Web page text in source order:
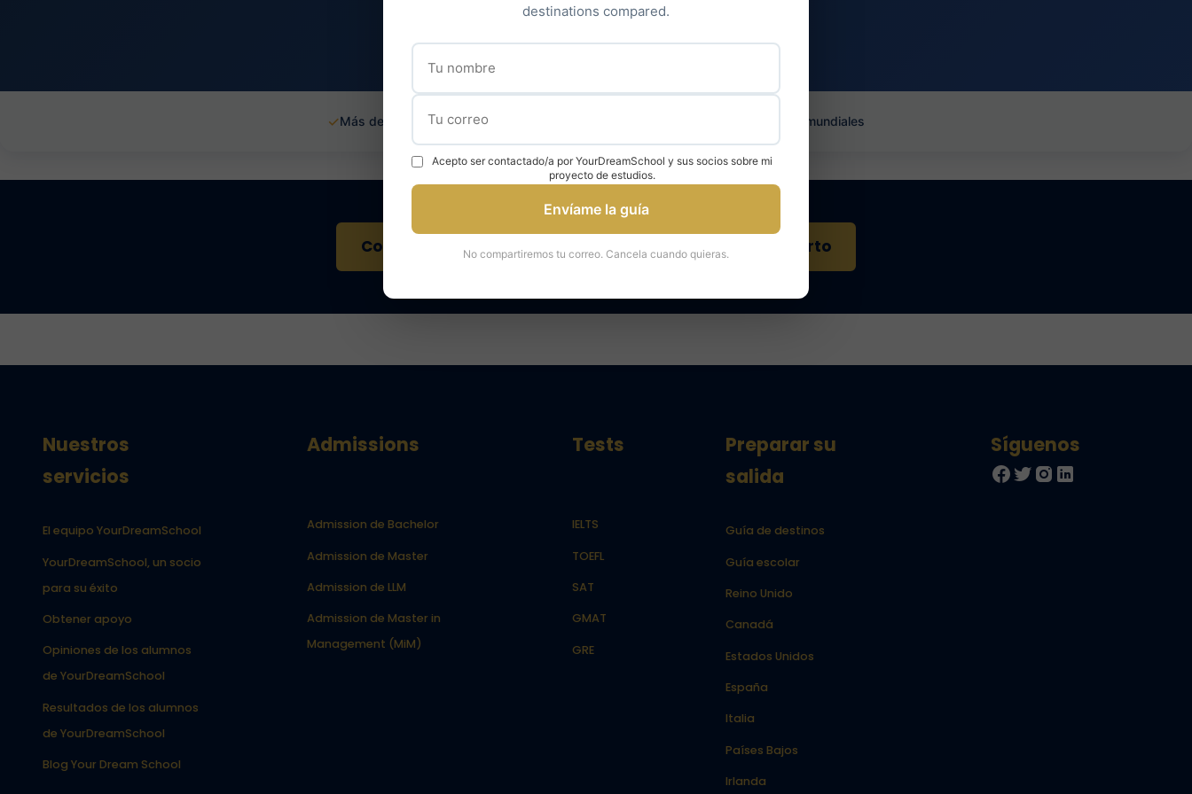
Descubrir nuestro acompañamiento →
✓Más de 1000 estudiantes Expertos en universidades mundiales
Contáctenos para una consulta Hable con un experto
Nuestros
servicios
El equipo YourDreamSchool
YourDreamSchool, un socio
para su éxito
Obtener apoyo
Opiniones de los alumnos
de YourDreamSchool
Resultados de los alumnos
de YourDreamSchool
Blog Your Dream School
Admissions
Admission de Bachelor
Admission de Master
Admission de LLM
Admission de Master in
Management (MiM)
Tests
IELTS
TOEFL
SAT
GMAT
GRE
Preparar su
salida
Guía de destinos
Guía escolar
Reino Unido
Canadá
Estados Unidos
España
Italia
Países Bajos
Irlanda
destinations compared.
Acepto ser contactado/a por YourDreamSchool y sus socios sobre mi
proyecto de estudios.
Envíame la guía
No compartiremos tu correo. Cancela cuando quieras.